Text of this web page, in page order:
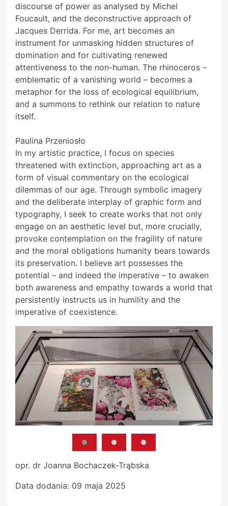
discourse of power as analysed by Michel
Foucault, and the deconstructive approach of
Jacques Derrida. For me, art becomes an
instrument for unmasking hidden structures of
domination and for cultivating renewed
attentiveness to the non-human. The rhinoceros –
emblematic of a vanishing world – becomes a
metaphor for the loss of ecological equilibrium,
and a summons to rethink our relation to nature
itself.
Paulina Przeniosło
In my artistic practice, I focus on species
threatened with extinction, approaching art as a
form of visual commentary on the ecological
dilemmas of our age. Through symbolic imagery
and the deliberate interplay of graphic form and
typography, I seek to create works that not only
engage on an aesthetic level but, more crucially,
provoke contemplation on the fragility of nature
and the moral obligations humanity bears towards
its preservation. I believe art possesses the
potential – and indeed the imperative – to awaken
both awareness and empathy towards a world that
persistently instructs us in humility and the
imperative of coexistence.
opr. dr Joanna Bochaczek-Trąbska
Data dodania: 09 maja 2025